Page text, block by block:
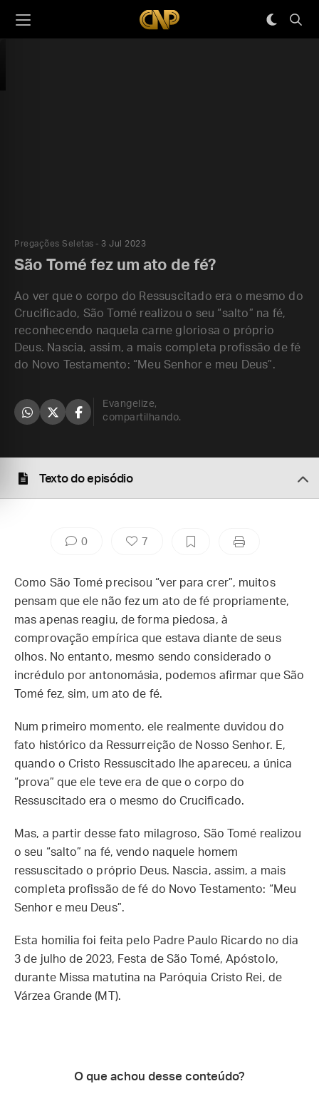
Pregações Seletas 3 Jul 2023
São Tomé fez um ato de fé?
Ao ver que o corpo do Ressuscitado era o mesmo do
Crucificado, São Tomé realizou o seu “salto” na fé,
reconhecendo naquela carne gloriosa o próprio
Deus. Nascia, assim, a mais completa profissão de fé
do Novo Testamento: “Meu Senhor e meu Deus”.
Evangelize,
compartilhando.
Texto do episódio
0 7
Como São Tomé precisou “ver para crer”, muitos
pensam que ele não fez um ato de fé propriamente,
mas apenas reagiu, de forma piedosa, à
comprovação empírica que estava diante de seus
olhos. No entanto, mesmo sendo considerado o
incrédulo por antonomásia, podemos afirmar que São
Tomé fez, sim, um ato de fé.
Num primeiro momento, ele realmente duvidou do
fato histórico da Ressurreição de Nosso Senhor. E,
quando o Cristo Ressuscitado lhe apareceu, a única
“prova” que ele teve era de que o corpo do
Ressuscitado era o mesmo do Crucificado.
Mas, a partir desse fato milagroso, São Tomé realizou
o seu “salto” na fé, vendo naquele homem
ressuscitado o próprio Deus. Nascia, assim, a mais
completa profissão de fé do Novo Testamento: “Meu
Senhor e meu Deus”.
Esta homilia foi feita pelo Padre Paulo Ricardo no dia
3 de julho de 2023, Festa de São Tomé, Apóstolo,
durante Missa matutina na Paróquia Cristo Rei, de
Várzea Grande (MT).
O que achou desse conteúdo?